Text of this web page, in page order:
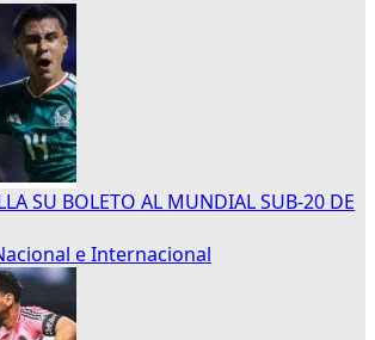
SU BOLETO AL MUNDIAL SUB-20 DE
e Internacional